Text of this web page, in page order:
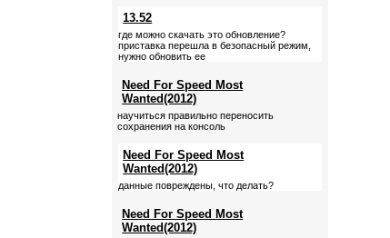
13.52
где можно скачать это обновление?
приставка перешла в безопасный режим,
нужно обновить ее
Need For Speed Most
Wanted(2012)
научиться правильно переносить
сохранения на консоль
Need For Speed Most
Wanted(2012)
данные повреждены, что делать?
Need For Speed Most
Wanted(2012)